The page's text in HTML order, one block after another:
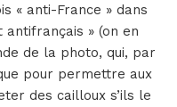
« anti-France » dans
antifrançais » (on en
de la photo, qui, par
pour permettre aux
des cailloux s’ils le